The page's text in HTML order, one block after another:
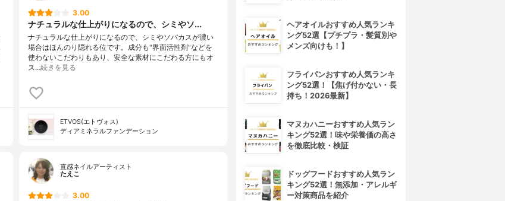
3.00
ナチュラルな仕上がりになるので、シミやソ...
ナチュラルな仕上がりになるので、シミやソバカスが濃い
場合はほんのり隠れる位です。成分も"界面活性剤"などを
使わないこだわりもあり、安全な素材にこだわる方にもオ
ス…続きを見る
ETVOS(エトヴォス)
ディアミネラルファンデーション
直感ネイルアーティスト
たえこ
3.00
ヘアオイルおすすめ人気ランキ
ング52選【プチプラ・髪質別や
メンズ向けも！】
フライパンおすすめ人気ランキ
ング52選！【焦げ付かない・長
持ち！2026最新】
マヌカハニーおすすめ人気ラン
キング52選！味や栄養価の高さ
を徹底比較・検証
ドッグフードおすすめ人気ラン
キング52選！無添加・アレルギ
ー対策商品を紹介